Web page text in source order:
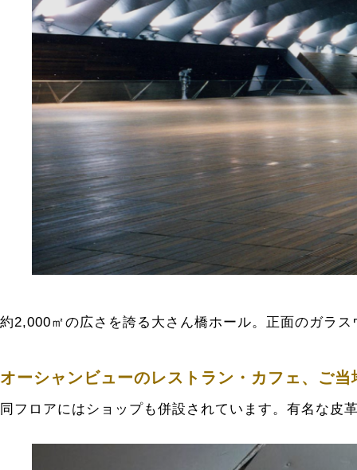
約2,000㎡の広さを誇る大さん橋ホール。正面のガラ
オーシャンビューのレストラン・カフェ、ご
同フロアにはショップも併設されています。有名な皮